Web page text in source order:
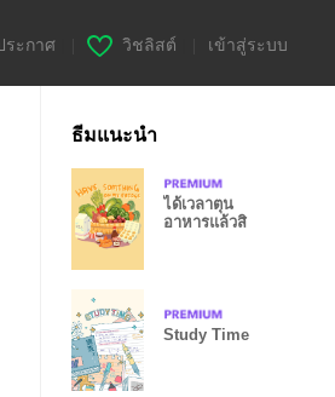
ระกาศ วิชลิสต์ เข้าสู่ระบบ
ธีมแนะนำ
ได้เวลาตุน
อาหารแล้วสิ
Study Time